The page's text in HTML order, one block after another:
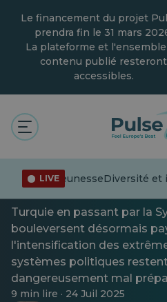
content
Le financement du projet
prendra fin le 31 mars
La plateforme et
contenu publié resteront
accessibles.
LIVEJeunesseDiversité et
Actualités Connecter les
Une
une politique
La Méditerranée brûle à
Turquie en passant par la
bouleversent désormais
l'intensification des
systèmes politiques
dangereusement mal
9 min lire · 24 Juil 2025